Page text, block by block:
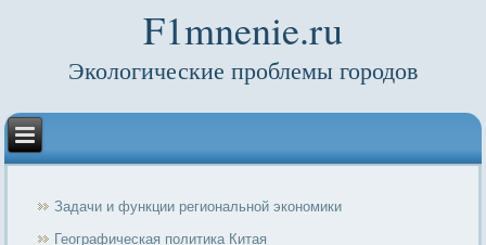
F1mnenie.ru
Экологические проблемы городов
Задачи и функции региональной экономики
Географическая политика Китая